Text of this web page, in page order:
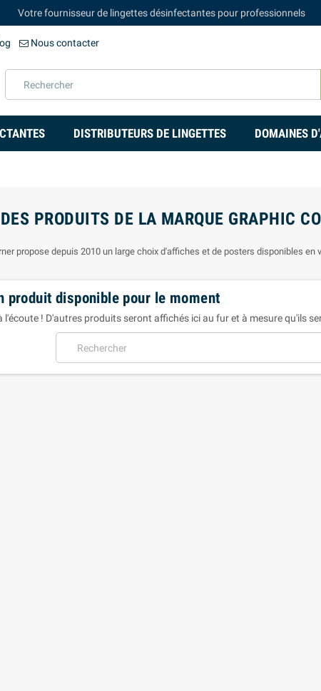
Votre fournisseur de lingettes désinfectantes pour professionnels
Nous contacter
DISTRIBUTEURS DE LINGETTES DOMAINES
PRODUITS DE LA MARQUE GRAPHIC
propose depuis 2010 un large choix d'affiches et de posters disponibles en
produit disponible pour le moment
l'écoute ! D'autres produits seront affichés ici au fur et à mesure qu'ils